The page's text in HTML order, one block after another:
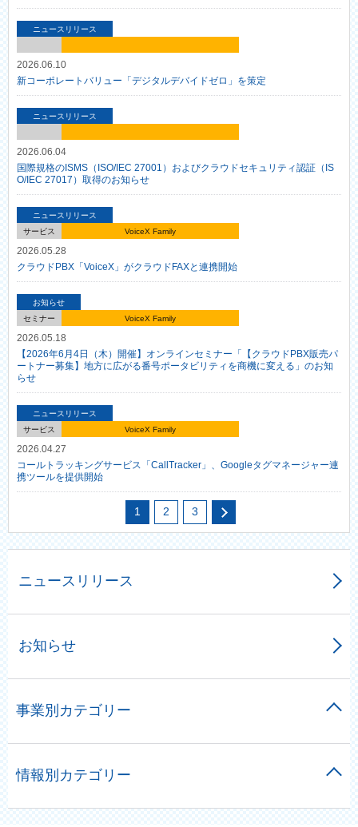
ニュースリリース
2026.06.10
新コーポレートバリュー「デジタルデバイドゼロ」を策定
ニュースリリース
2026.06.04
国際規格のISMS（ISO/IEC 27001）およびクラウドセキュリティ認証（IS
O/IEC 27017）取得のお知らせ
ニュースリリース
サービス
VoiceX Family
2026.05.28
クラウドPBX「VoiceX」がクラウドFAXと連携開始
お知らせ
セミナー
VoiceX Family
2026.05.18
【2026年6月4日（木）開催】オンラインセミナー「【クラウドPBX販売パ
ートナー募集】地方に広がる番号ポータビリティを商機に変える」のお知
らせ
ニュースリリース
サービス
VoiceX Family
2026.04.27
コールトラッキングサービス「CallTracker」、Googleタグマネージャー連
携ツールを提供開始
1 2 3
ニュースリリース
お知らせ
事業別カテゴリー
情報別カテゴリー